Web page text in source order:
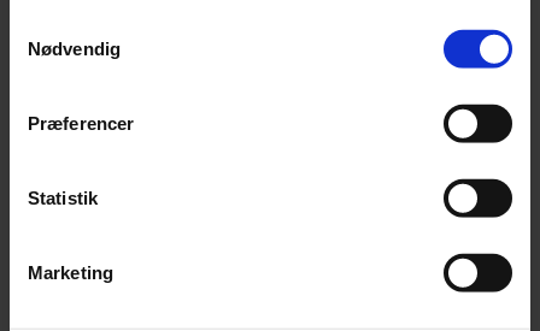
Nødvendig
Præferencer
Statistik
Marketing
Tirsdag: 07.00–21.00
Fredag: 07.00–21.00
Søndag: 07.00–21.00